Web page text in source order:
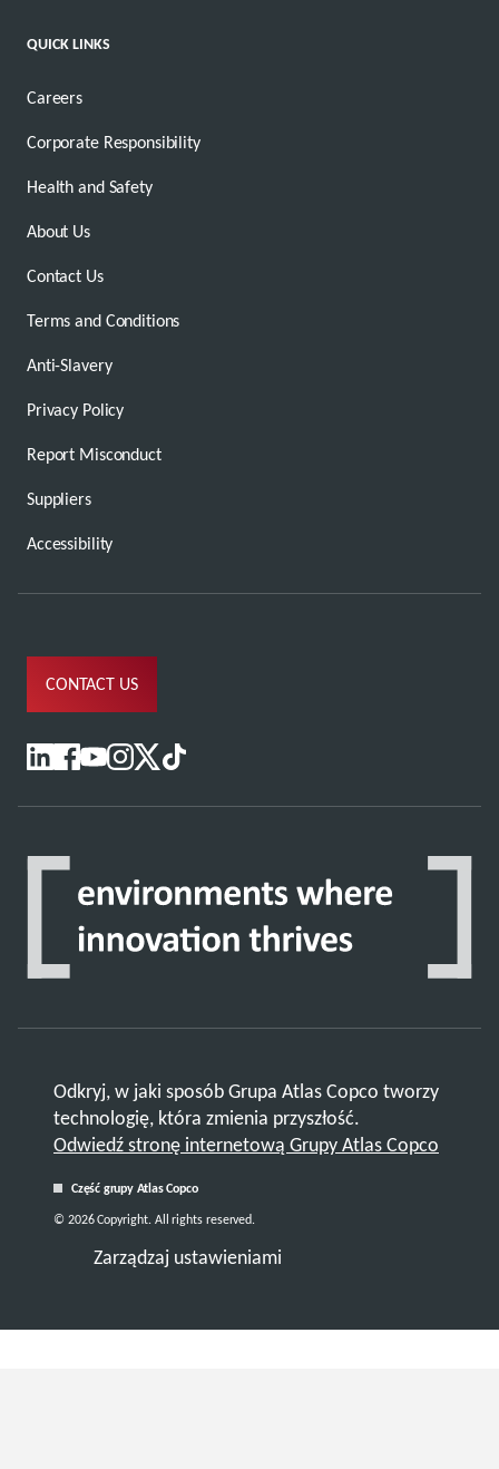
QUICK LINKS
Careers
Corporate Responsibility
Health and Safety
About Us
Contact Us
Terms and Conditions
Anti-Slavery
Privacy Policy
Report Misconduct
Suppliers
Accessibility
CONTACT US
Odkryj, w jaki sposób Grupa Atlas Copco tworzy
technologię, która zmienia przyszłość.
Odwiedź stronę internetową Grupy Atlas Copco
Część grupy Atlas Copco
Zarządzaj ustawieniami
© 2026 Copyright. All rights reserved.